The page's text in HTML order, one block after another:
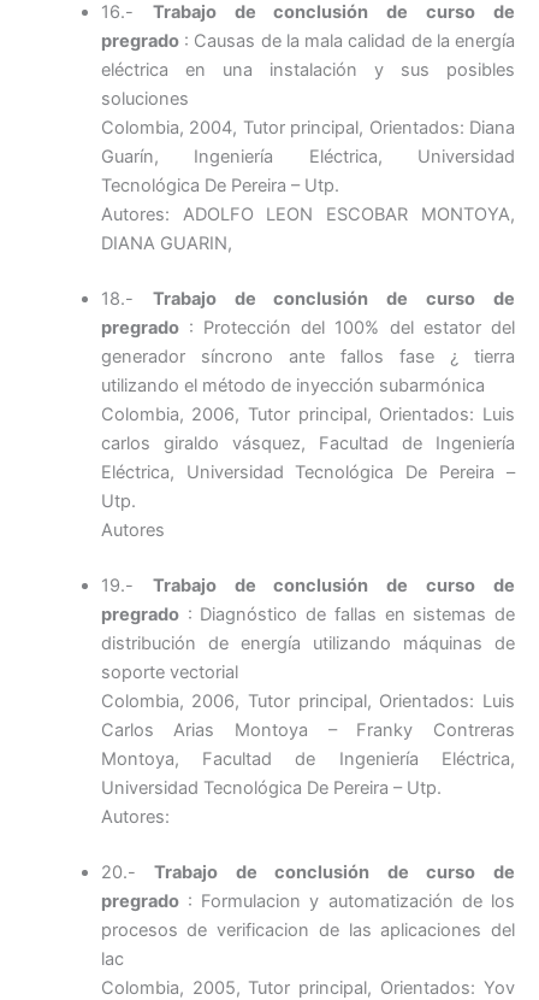
16.- Trabajo de conclusión de curso de
pregrado: Causas de la mala calidad de la energía
eléctrica en una instalación y sus posibles
soluciones
Colombia, 2004, Tutor principal, Orientados: Diana
Guarín, Ingeniería Eléctrica, Universidad
Tecnológica De Pereira – Utp.
Autores: ADOLFO LEON ESCOBAR MONTOYA,
DIANA GUARIN,
18.- Trabajo de conclusión de curso de
pregrado: Protección del 100% del estator del
generador síncrono ante fallos fase ¿ tierra
utilizando el método de inyección subarmónica
Colombia, 2006, Tutor principal, Orientados: Luis
carlos giraldo vásquez, Facultad de Ingeniería
Eléctrica, Universidad Tecnológica De Pereira –
Utp.
Autores
19.- Trabajo de conclusión de curso de
pregrado: Diagnóstico de fallas en sistemas de
distribución de energía utilizando máquinas de
soporte vectorial
Colombia, 2006, Tutor principal, Orientados: Luis
Carlos Arias Montoya – Franky Contreras
Montoya, Facultad de Ingeniería Eléctrica,
Universidad Tecnológica De Pereira – Utp.
Autores:
20.-Trabajo de conclusión de curso de
pregrado: Formulacion y automatización de los
procesos de verificacion de las aplicaciones del
lac
Colombia, 2005, Tutor principal, Orientados: Yov